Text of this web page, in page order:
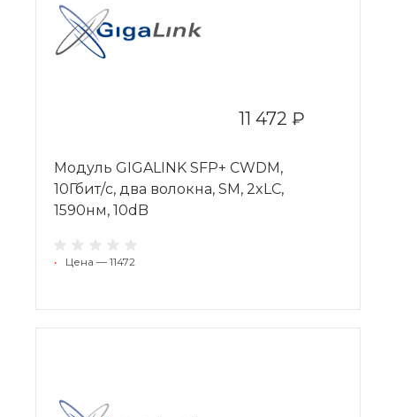
11 472 ₽
Модуль GIGALINK SFP+ CWDM,
10Гбит/c, два волокна, SM, 2xLC,
1590нм, 10dB
• Цена — 11472